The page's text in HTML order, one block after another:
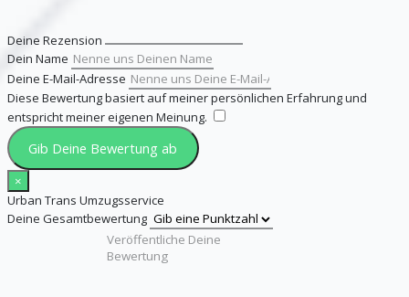
Deine Rezension
Dein Name
Deine E-Mail-Adresse
Diese Bewertung basiert auf meiner persönlichen Erfahrung und
entspricht meiner eigenen Meinung.
Gib Deine Bewertung ab
×
Urban Trans Umzugsservice
Deine Gesamtbewertung